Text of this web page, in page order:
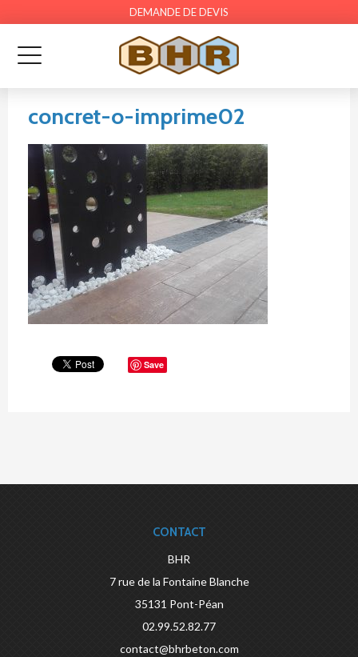
DEMANDE DE DEVIS
concret-o-imprime02
Save
CONTACT
BHR
7 rue de la Fontaine Blanche
35131 Pont-Péan
02.99.52.82.77
contact@bhrbeton.com